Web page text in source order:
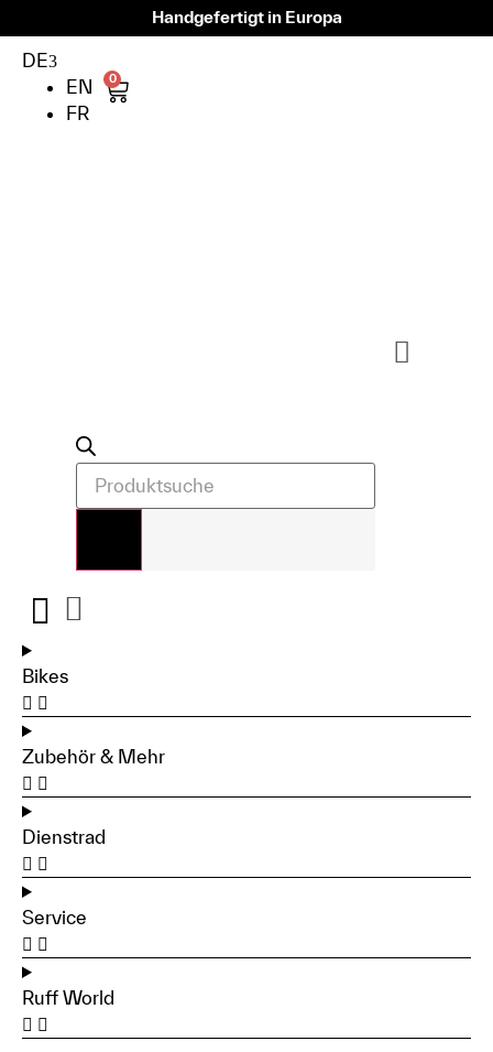
Handgefertigt in Europa
DE
EN
FR
0
Bikes
Zubehör & Mehr
Dienstrad
Service
Ruff World